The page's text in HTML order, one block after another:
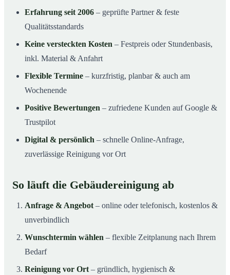
Erfahrung seit 2006 – geprüfte Partner & feste
Qualitätsstandards
Keine versteckten Kosten – Festpreis oder Stundenbasis,
inkl. Material & Anfahrt
Flexible Termine – kurzfristig, planbar & auch am
Wochenende
Positive Bewertungen – zufriedene Kunden auf Google &
Trustpilot
Digital & persönlich – schnelle Online-Anfrage,
zuverlässige Reinigung vor Ort
So läuft die Gebäudereinigung ab
Anfrage & Angebot – online oder telefonisch, kostenlos &
unverbindlich
Wunschtermin wählen – flexible Zeitplanung nach Ihrem
Bedarf
Reinigung vor Ort – gründlich, hygienisch &